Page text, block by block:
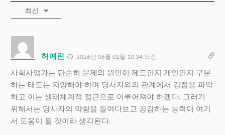
최신
허예린 2026년 06월 02일 10:34 오전
사회사업가는 단순히 문제의 원인이 제도인지 개인인지 구분
하는 태도는 지양해야 하며 당사자와의 관계에서 강점을 파악
하고 이는 생태체계적 접근으로 이루어져야 하겠다. 그러기
위해서는 당사자의 약함을 들여다보고 공감하는 능력이 여기
서 도움이 될 것이라 생각된다.